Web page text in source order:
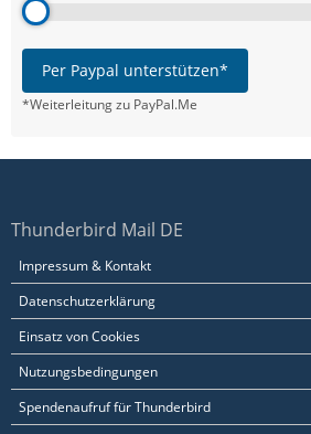
Per Paypal unterstützen*
*Weiterleitung zu PayPal.Me
Thunderbird Mail DE
Impressum & Kontakt
Datenschutzerklärung
Einsatz von Cookies
Nutzungsbedingungen
Spendenaufruf für Thunderbird